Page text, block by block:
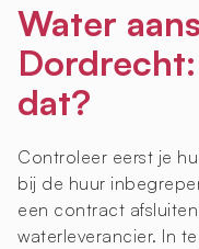
Water
dat?
Controleer eerst je
bij de huur
een contract
waterleverancier. In